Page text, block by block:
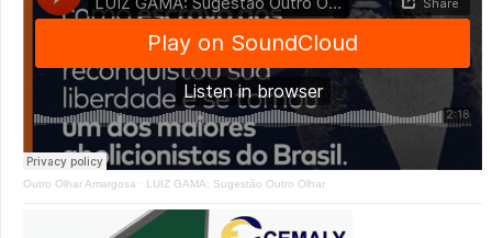
Outro Olhar Amargosa · LUIZ GAMA: Sugestão Outro Olhar